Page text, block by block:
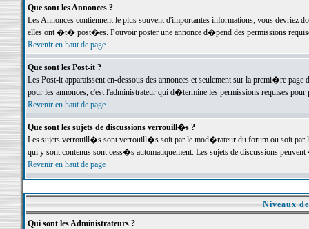
Que sont les Annonces ?
Les Annonces contiennent le plus souvent d'importantes informations; vous devriez
elles ont �t� post�es. Pouvoir poster une annonce d�pend des permissions
Revenir en haut de page
Que sont les Post-it ?
Les Post-it apparaissent en-dessous des annonces et seulement sur la premi�re
pour les annonces, c'est l'administrateur qui d�termine les permissions requises pour
Revenir en haut de page
Que sont les sujets de discussions verrouill�s ?
Les sujets verrouill�s sont verrouill�s soit par le mod�rateur du forum ou soit par
qui y sont contenus sont cess�s automatiquement. Les sujets de discussions
Revenir en haut de page
Niveaux
Qui sont les Administrateurs ?